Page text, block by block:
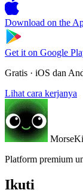
Download on the
Get it on Google
Gratis · iOS dan
Lihat cara kerjanya
Platform premium
Ikuti